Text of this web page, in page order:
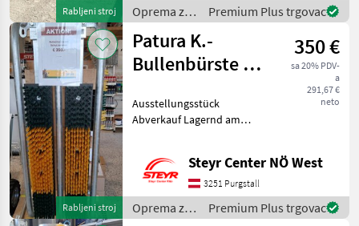
Rabljeni stroj
stufenlose
Drehzahlverstellung
Oprema za
staju i
mljekarstvo
/ Wild
Premium Plus trgovac
Rabljeni stroj
Patura K.-
Bullenbürste mit
350 €
sa 20% PDV-
a
291,67 €
neto
Ausstellungsstück
Abverkauf Lagernd am
Oprema za staju i
mljekarstvo Oprema za
uzgoj i njegu životinja
Steyr Center NÖ West
3251 Purgstall
Oprema za
Premium Plus trgovac